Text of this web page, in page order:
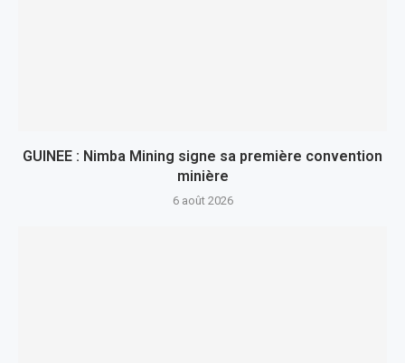
GUINEE : Nimba Mining signe sa première convention
minière
6 août 2026